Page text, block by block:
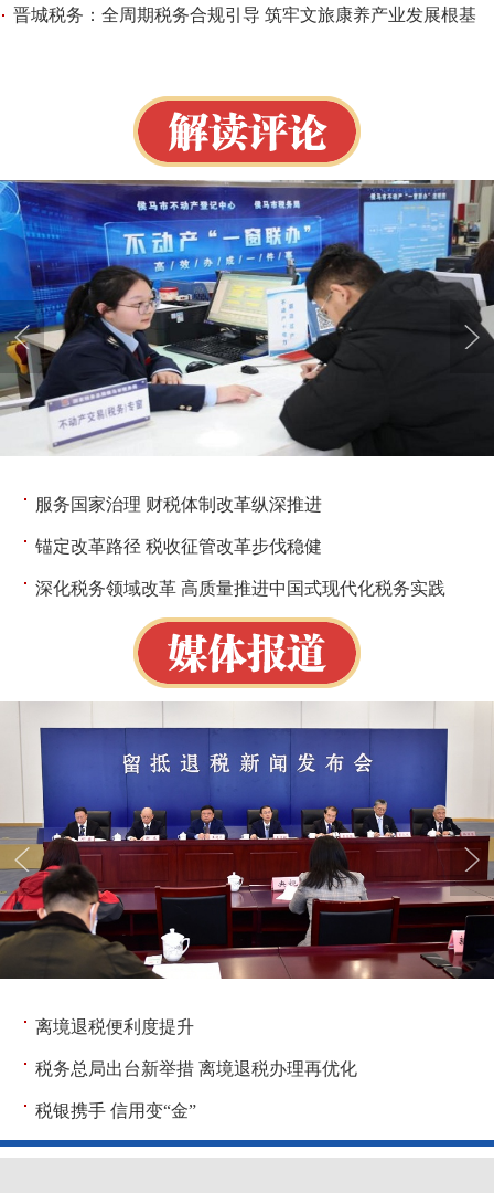
晋城税务：全周期税务合规引导 筑牢文旅康养产业发展根基
服务国家治理 财税体制改革纵深推进
锚定改革路径 税收征管改革步伐稳健
深化税务领域改革 高质量推进中国式现代化税务实践
离境退税便利度提升
税务总局出台新举措 离境退税办理再优化
税银携手 信用变“金”